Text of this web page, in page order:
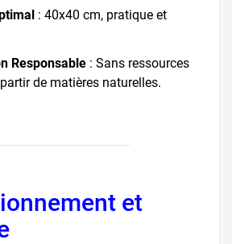
: 40x40 cm, pratique et
Responsable : Sans ressources
de matières naturelles.
et